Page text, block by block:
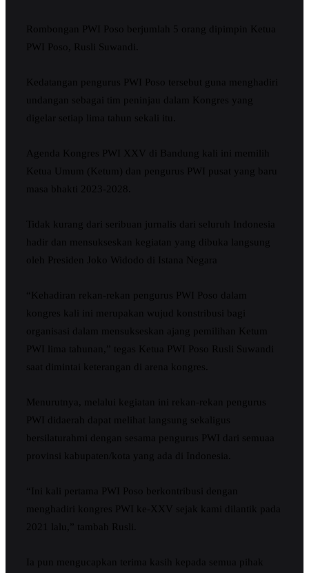
Rombongan PWI Poso berjumlah 5 orang dipimpin Ketua
PWI Poso, Rusli Suwandi.
Kedatangan pengurus PWI Poso tersebut guna menghadiri
undangan sebagai tim peninjau dalam Kongres yang
digelar setiap lima tahun sekali itu.
Agenda Kongres PWI XXV di Bandung kali ini memilih
Ketua Umum (Ketum) dan pengurus PWI pusat yang baru
masa bhakti 2023-2028.
Tidak kurang dari seribuan jurnalis dari seluruh Indonesia
hadir dan mensukseskan kegiatan yang dibuka langsung
oleh Presiden Joko Widodo di Istana Negara
“Kehadiran rekan-rekan pengurus PWI Poso dalam
kongres kali ini merupakan wujud konstribusi bagi
organisasi dalam mensukseskan ajang pemilihan Ketum
PWI lima tahunan,” tegas Ketua PWI Poso Rusli Suwandi
saat dimintai keterangan di arena kongres.
Menurutnya, melalui kegiatan ini rekan-rekan pengurus
PWI didaerah dapat melihat langsung sekaligus
bersilaturahmi dengan sesama pengurus PWI dari semuaa
provinsi kabupaten/kota yang ada di Indonesia.
“Ini kali pertama PWI Poso berkontribusi dengan
menghadiri kongres PWI ke-XXV sejak kami dilantik pada
2021 lalu,” tambah Rusli.
Ia pun mengucapkan terima kasih kepada semua pihak